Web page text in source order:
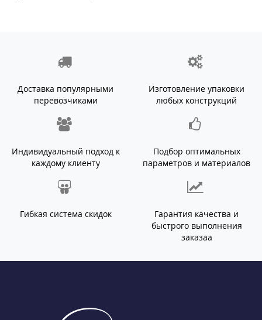
Доставка популярными
перевозчиками
Изготовление упаковки
любых конструкций
Индивидуальный подход к
каждому клиенту
Подбор оптимальных
параметров и материалов
Гибкая система скидок
Гарантия качества и
быстрого выполнения
заказаа